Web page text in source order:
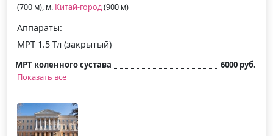
(700 м), м. Китай-город(900 м)
Аппараты:
МРТ 1.5 Тл (закрытый)
МРТ коленного сустава
6000 руб.
Показать все